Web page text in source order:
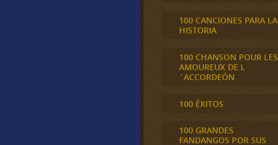
100 CANCIONES PARA LA
HISTORIA
100 CHANSON POUR LES
AMOUREUX DE L
´ACCORDEÓN
100 ÉXITOS
100 GRANDES
FANDANGOS POR SUS